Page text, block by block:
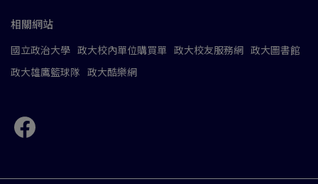
相關網站
國立政治大學 政大校內單位購買單 政大校友服務網 政大圖書館
政大雄鷹籃球隊 政大酷樂網